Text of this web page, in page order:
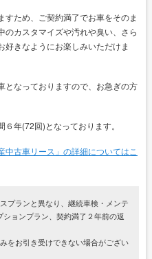
すため、ご契約満了でお車をそのま
のカスタマイズや汚れや臭い、さら
きなようにお楽しみいただけま
となっておりますので、お急ぎの方
年(72回)となっております。
古車リース」の詳細についてはこ
プランと異なり、継続車検・メンテ
ョンプラン、契約満了２年前の返
をお引き受けできない場合がござい